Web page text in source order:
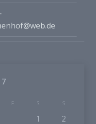
F S S
1
2